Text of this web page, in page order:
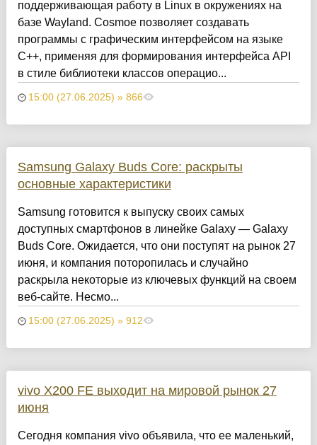
поддерживающая работу в Linux в окружениях на
базе Wayland. Cosmoe позволяет создавать
программы с графическим интерфейсом на языке
C++, применяя для формирования интерфейса API
в стиле библиотеки классов операцио...
15:00 (27.06.2025) » 866
Samsung Galaxy Buds Core: раскрыты
основные характеристики
Samsung готовится к выпуску своих самых
доступных смартфонов в линейке Galaxy — Galaxy
Buds Core. Ожидается, что они поступят на рынок 27
июня, и компания поторопилась и случайно
раскрыла некоторые из ключевых функций на своем
веб-сайте. Несмо...
15:00 (27.06.2025) » 912
vivo X200 FE выходит на мировой рынок 27
июня
Сегодня компания vivo объявила, что ее маленький,